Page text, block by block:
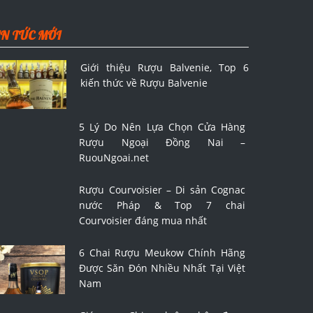
TỨC MỚI
Giới thiệu Rượu Balvenie, Top 6
kiến thức về Rượu Balvenie
5 Lý Do Nên Lựa Chọn Cửa Hàng
Rượu Ngoại Đồng Nai –
RuouNgoai.net
Rượu Courvoisier – Di sản Cognac
nước Pháp & Top 7 chai
Courvoisier đáng mua nhất
6 Chai Rượu Meukow Chính Hãng
Được Săn Đón Nhiều Nhất Tại Việt
Nam